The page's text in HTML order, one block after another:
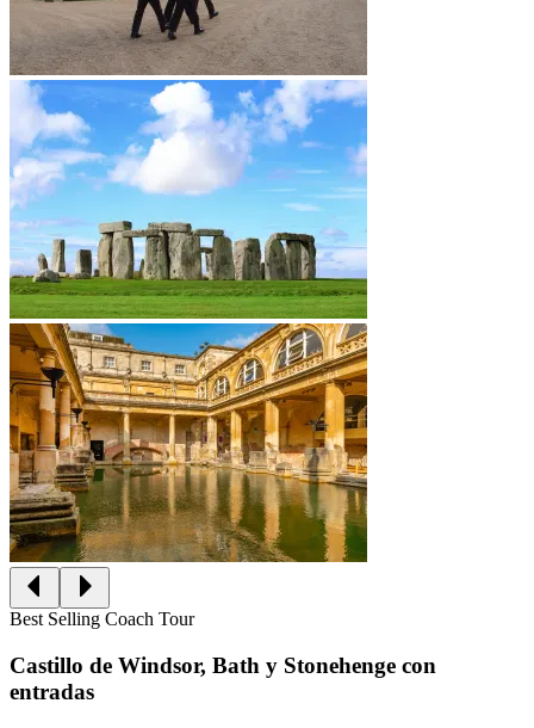
Best Selling Coach Tour
Castillo de Windsor, Bath y Stonehenge con
entradas